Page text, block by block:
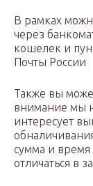
В рамках
через
кошелек и
Почты России
Также вы
внимание мы
интересует
сумма и время
отличаться в